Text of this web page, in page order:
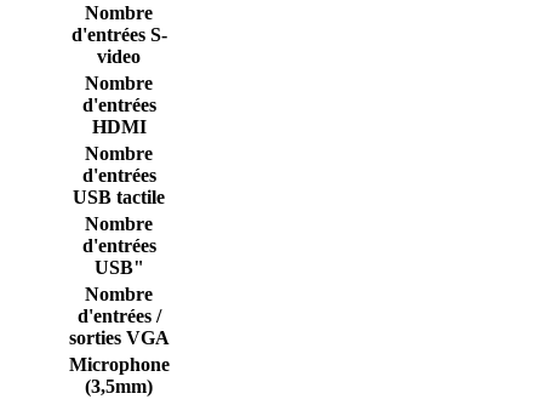
Nombre
d'entrées S-
video
Nombre
d'entrées
HDMI
Nombre
d'entrées
USB tactile
Nombre
d'entrées
USB"
Nombre
d'entrées /
sorties VGA
Microphone
(3,5mm)